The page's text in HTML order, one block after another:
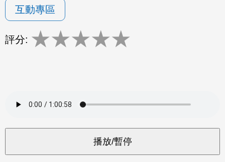
互動專區
評分: ★★★★★